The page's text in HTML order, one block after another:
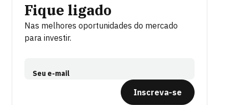
Fique ligado
Nas melhores oportunidades do mercado
para investir.
Seu e-mail
Inscreva-se